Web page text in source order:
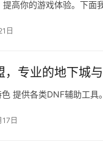
提高你的游戏体验。下面
日
，专业的地下城
提供各类DNF辅助工
日